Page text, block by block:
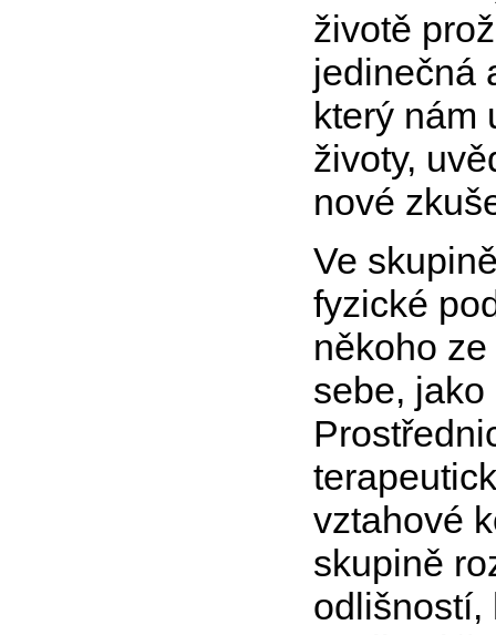
životě
jedinečná
který nám
životy,
nové
Ve
fyzické
někoho
sebe,
vztahové
skupině
odlišností,